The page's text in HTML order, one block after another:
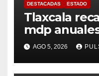
DESTACADAS ESTADO
Tlaxcala
mdp
residuos:
AGO 5, 2026